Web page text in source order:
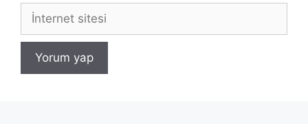
İnternet
sitesi